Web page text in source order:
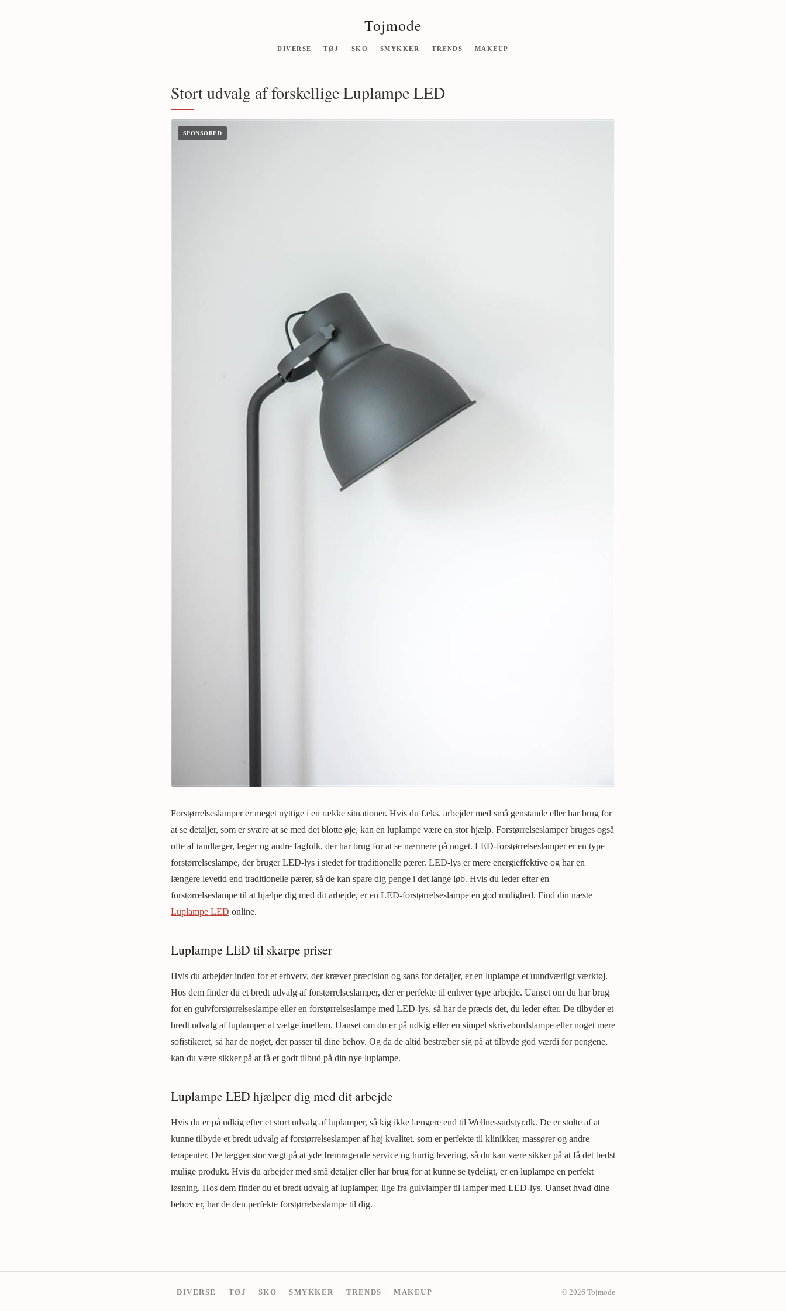
Tojmode
DIVERSE TØJ SKO SMYKKER TRENDS MAKEUP
Stort udvalg af forskellige Luplampe LED
Forstørrelseslamper er meget nyttige i en række situationer. Hvis du f.eks. arbejder med små genstande eller har brug for
at se detaljer, som er svære at se med det blotte øje, kan en luplampe være en stor hjælp. Forstørrelseslamper bruges også
ofte af tandlæger, læger og andre fagfolk, der har brug for at se nærmere på noget. LED-forstørrelseslamper er en type
forstørrelseslampe, der bruger LED-lys i stedet for traditionelle pærer. LED-lys er mere energieffektive og har en
længere levetid end traditionelle pærer, så de kan spare dig penge i det lange løb. Hvis du leder efter en
forstørrelseslampe til at hjælpe dig med dit arbejde, er en LED-forstørrelseslampe en god mulighed. Find din næste
Luplampe LED online.
Luplampe LED til skarpe priser
Hvis du arbejder inden for et erhverv, der kræver præcision og sans for detaljer, er en luplampe et uundværligt værktøj.
Hos dem finder du et bredt udvalg af forstørrelseslamper, der er perfekte til enhver type arbejde. Uanset om du har brug
for en gulvforstørrelseslampe eller en forstørrelseslampe med LED-lys, så har de præcis det, du leder efter. De tilbyder et
bredt udvalg af luplamper at vælge imellem. Uanset om du er på udkig efter en simpel skrivebordslampe eller noget mere
sofistikeret, så har de noget, der passer til dine behov. Og da de altid bestræber sig på at tilbyde god værdi for pengene,
kan du være sikker på at få et godt tilbud på din nye luplampe.
Luplampe LED hjælper dig med dit arbejde
Hvis du er på udkig efter et stort udvalg af luplamper, så kig ikke længere end til Wellnessudstyr.dk. De er stolte af at
kunne tilbyde et bredt udvalg af forstørrelseslamper af høj kvalitet, som er perfekte til klinikker, massører og andre
terapeuter. De lægger stor vægt på at yde fremragende service og hurtig levering, så du kan være sikker på at få det bedst
mulige produkt. Hvis du arbejder med små detaljer eller har brug for at kunne se tydeligt, er en luplampe en perfekt
løsning. Hos dem finder du et bredt udvalg af luplamper, lige fra gulvlamper til lamper med LED-lys. Uanset hvad dine
behov er, har de den perfekte forstørrelseslampe til dig.
DIVERSE TØJ SKO SMYKKER TRENDS MAKEUP © 2026 Tojmode